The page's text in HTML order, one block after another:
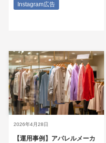
Instagram広告
【運用事例】アパレルメーカ
2026年4月28日